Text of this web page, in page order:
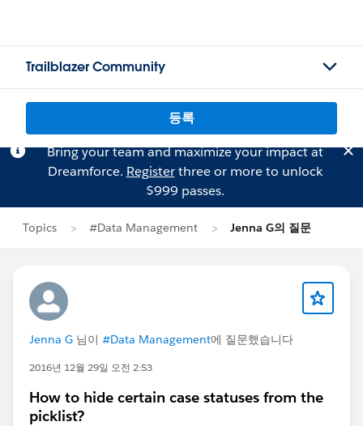
Trailblazer Community
등록
Bring your team and maximize your impact at
Dreamforce. Registerthree or more to unlock
$999 passes.
Topics #Data Management Jenna G의 질문
Jenna G 님이 #Data Management에 질문했습니다
2016년 12월 29일 오전 2:53
How to hide certain case statuses from the
picklist?